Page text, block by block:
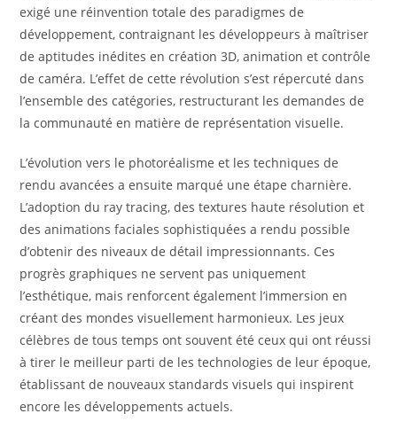
exigé une réinvention totale des paradigmes de
développement, contraignant les développeurs à maîtriser
de aptitudes inédites en création 3D, animation et contrôle
de caméra. L’effet de cette révolution s’est répercuté dans
l’ensemble des catégories, restructurant les demandes de
la communauté en matière de représentation visuelle.
L’évolution vers le photoréalisme et les techniques de
rendu avancées a ensuite marqué une étape charnière.
L’adoption du ray tracing, des textures haute résolution et
des animations faciales sophistiquées a rendu possible
d’obtenir des niveaux de détail impressionnants. Ces
progrès graphiques ne servent pas uniquement
l’esthétique, mais renforcent également l’immersion en
créant des mondes visuellement harmonieux. Les jeux
célèbres de tous temps ont souvent été ceux qui ont réussi
à tirer le meilleur parti de les technologies de leur époque,
établissant de nouveaux standards visuels qui inspirent
encore les développements actuels.